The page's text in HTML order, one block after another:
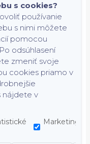
s cookies?
používanie
s nimi môžete
pomocou
odsúhlasení
zmeniť svoje
cookies priamo v
nájdete v